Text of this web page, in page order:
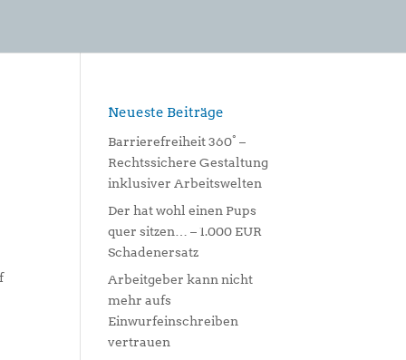
Neueste Beiträge
Barrierefreiheit 360° –
Rechtssichere Gestaltung
inklusiver Arbeitswelten
Der hat wohl einen Pups
quer sitzen… – 1.000 EUR
Schadenersatz
Arbeitgeber kann nicht
mehr aufs
Einwurfeinschreiben
vertrauen